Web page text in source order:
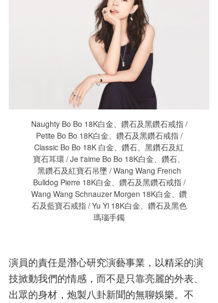
Naughty Bo Bo 18K白金、鑽石及黑鑽石戒指 /
Petite Bo Bo 18K白金、鑽石及黑鑽石戒指 /
Classic Bo Bo 18K 白金、鑽石、黑鑽石及紅
寶石耳環 / Je t'aime Bo Bo 18K白金、鑽石、
黑鑽石及紅寶石吊墜 / Wang Wang French
Bulldog Pierre 18K白金、鑽石及黑鑽石戒指 /
Wang Wang Schnauzer Morgen 18K白金、鑽
石及藍寶石戒指 / Yu Yi 18K白金、鑽石及黑色
瑪瑙手鐲
演員的責任是潛心研究演藝事業，以精采的演
技掀動我們的情感，而不是只靠亮麗的外表、
出眾的身材，炮製八卦新聞的無聊娛樂。不